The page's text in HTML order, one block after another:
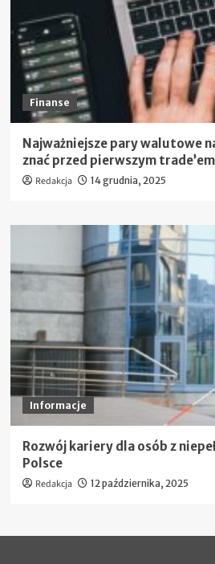
Finanse
Najważniejsze pary walutowe
znać przed pierwszym trade’em
Redakcja 14 grudnia, 2025
Informacje
Rozwój kariery dla osób z
Polsce
Redakcja 12 października, 2025